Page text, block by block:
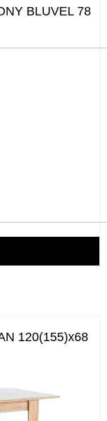
BLUVEL 78
120(155)x68